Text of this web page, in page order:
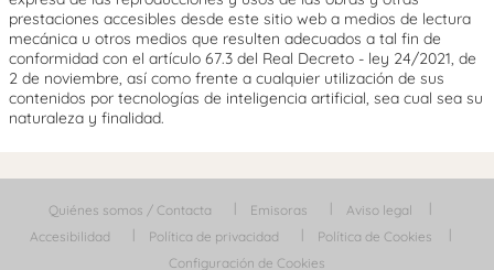
prestaciones accesibles desde este sitio web a medios de lectura
mecánica u otros medios que resulten adecuados a tal fin de
conformidad con el artículo 67.3 del Real Decreto - ley 24/2021, de
2 de noviembre, así como frente a cualquier utilización de sus
contenidos por tecnologías de inteligencia artificial, sea cual sea su
naturaleza y finalidad.
Quiénes somos / Contacta Emisoras
Aviso legal
Accesibilidad
Política de privacidad
Política de Cookies
Configuración de Cookies